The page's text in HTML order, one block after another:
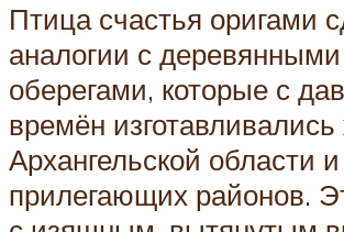
Птица счастья оригами
аналогии с деревянными
оберегами, которые с
времён
Архангельской области и
прилегающих районов.